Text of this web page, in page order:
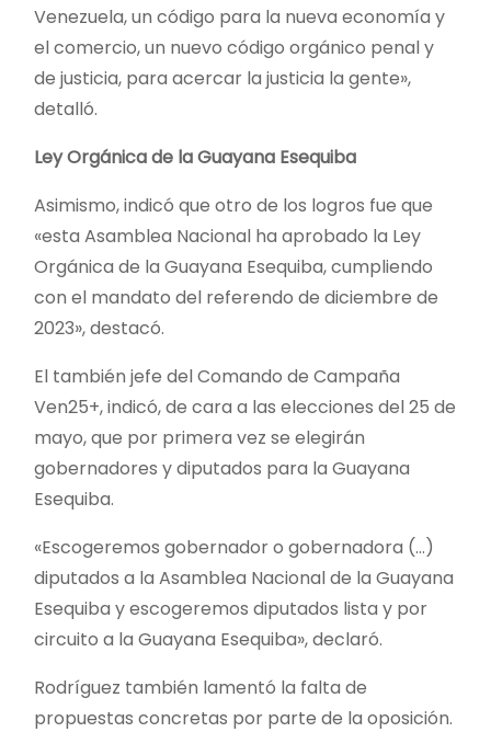
Venezuela, un código para la nueva economía y
el comercio, un nuevo código orgánico penal y
de justicia, para acercar la justicia la gente»,
detalló.
Ley Orgánica de la Guayana Esequiba
Asimismo, indicó que otro de los logros fue que
«esta Asamblea Nacional ha aprobado la Ley
Orgánica de la Guayana Esequiba, cumpliendo
con el mandato del referendo de diciembre de
2023», destacó.
El también jefe del Comando de Campaña
Ven25+, indicó, de cara a las elecciones del 25 de
mayo, que por primera vez se elegirán
gobernadores y diputados para la Guayana
Esequiba.
«Escogeremos gobernador o gobernadora (…)
diputados a la Asamblea Nacional de la Guayana
Esequiba y escogeremos diputados lista y por
circuito a la Guayana Esequiba», declaró.
Rodríguez también lamentó la falta de
propuestas concretas por parte de la oposición.